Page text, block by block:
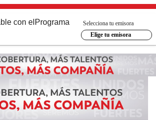
con el Programa
Selecciona tu emisora
Elige tu emisora